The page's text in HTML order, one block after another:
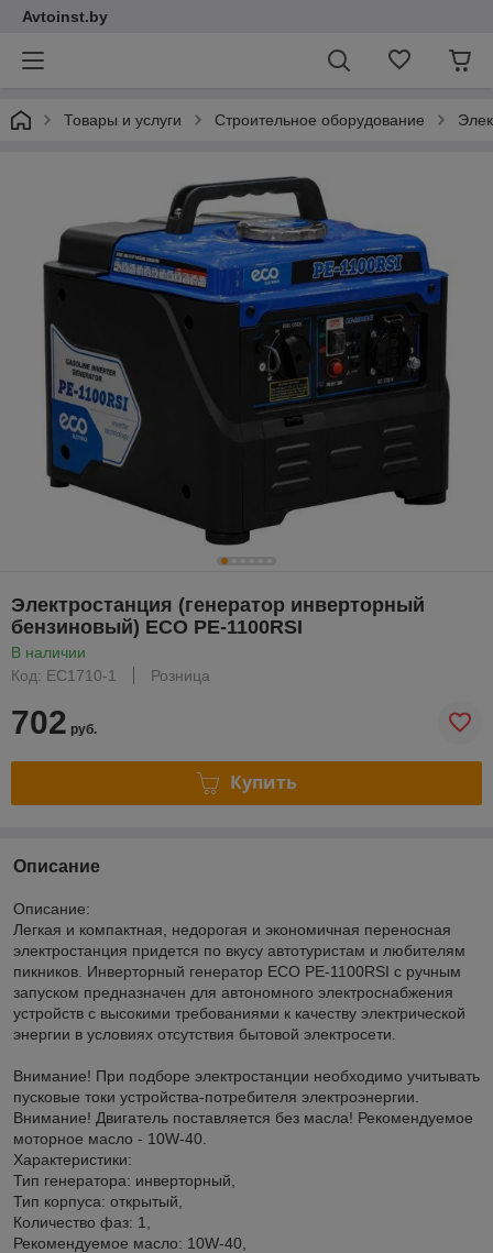
Avtoinst.by
Товары и услуги Строительное оборудование
Электростанция (генератор инверторный
бензиновый) ECO PE-1100RSI
В наличии
Код: EC1710-1
Розница
702 руб.
Купить
Описание
Описание:
Легкая и компактная, недорогая и экономичная переносная
электростанция придется по вкусу автотуристам и любителям
пикников. Инверторный генератор ECO PE-1100RSI с ручным
запуском предназначен для автономного электроснабжения
устройств с высокими требованиями к качеству электрической
энергии в условиях отсутствия бытовой электросети.
Внимание! При подборе электростанции необходимо учитывать
пусковые токи устройства-потребителя электроэнергии.
Внимание! Двигатель поставляется без масла! Рекомендуемое
моторное масло - 10W-40.
Характеристики:
Тип генератора: инверторный,
Тип корпуса: открытый,
Количество фаз: 1,
Рекомендуемое масло: 10W-40,